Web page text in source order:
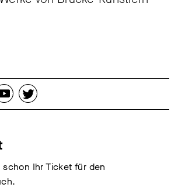
schon Ihr Ticket für den